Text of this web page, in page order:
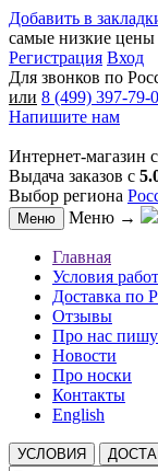
Добавить в
самые низкие цены
Регистрация Вход
Для звонков по
или 8 (499) 397-79-
Напишите нам
Интернет-магазин с
Выдача заказов с
Выбор региона
Меню Меню →
Главная
Условия
Доставка по
Отзывы
Про нас
Новости
Про носки
Контакты
English
УСЛОВИЯ